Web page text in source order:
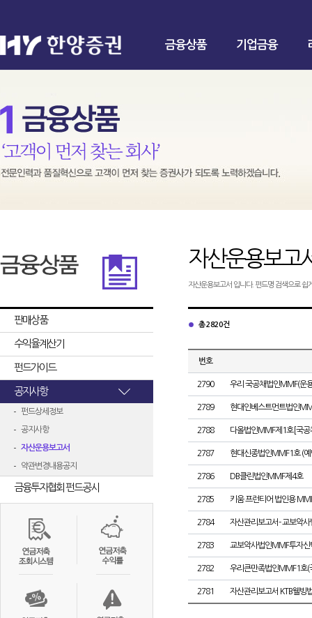
금융상품 기업금융
판매상품
수익율계산기
펀드가이드
공지사항
펀드상세정보
공지사항
자산운용보고서
약관변경내용공지
금융투자협회 펀드공시
자산운용보고
자산운용보고서 입니다. 펀드명 검색으로 쉽
총 2820건
번호
2790 우리 국공채법인MMF(운
2789 현대인베스트먼트법인
2788 다올법인MMF제1호[국공
2787 현대신종법인MMF1호 (
2786 DB클린법인MMF제4호
2785 키움 프런티어 법인용
2784 자산관리보고서- 교보악
2783 교보악사법인MMF투자
2782 우리큰만족법인MMF1호(
2781 자산관리보고서 KTB웰빙